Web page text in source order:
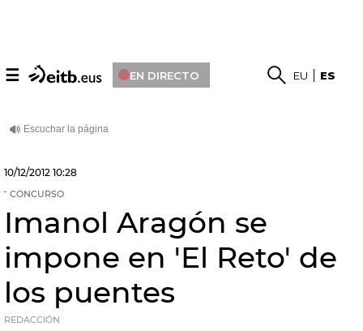
☰ EN DIRECTO EU ES
10/12/2012 10:28
CONCURSO
Imanol Aragón se
impone en 'El Reto' de
los puentes
REDACCIÓN